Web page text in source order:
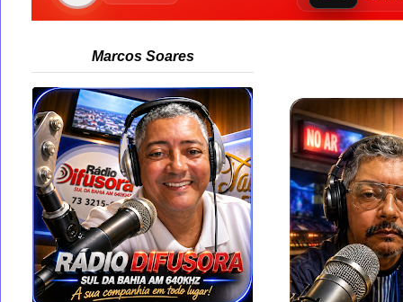
Marcos Soares